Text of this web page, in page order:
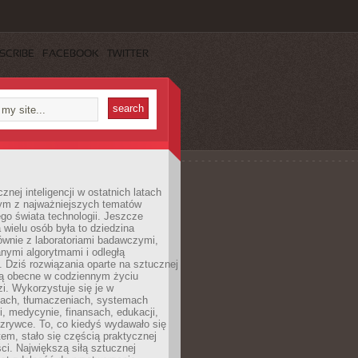
FACEBOOK TWITTER
inteligencji w ostatnich latach
z najważniejszych tematów
świata technologii. Jeszcze
wielu osób była to dziedzina
z laboratoriami badawczymi,
algorytmami i odległą
Dziś rozwiązania oparte na sztucznej
obecne w codziennym życiu
Wykorzystuje się je w
tłumaczeniach, systemach
medycynie, finansach, edukacji,
To, co kiedyś wydawało się
stało się częścią praktycznej
Największą siłą sztucznej